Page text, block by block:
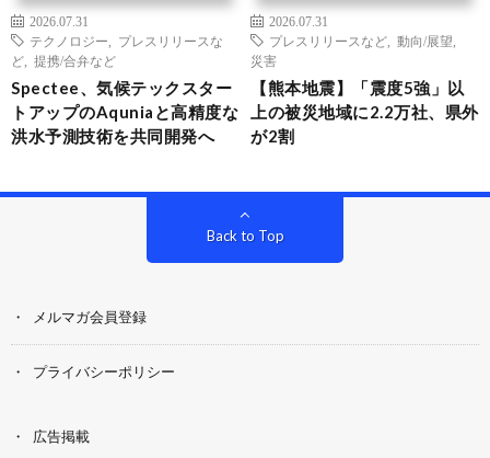
2026.07.31
テクノロジー
プレスリリースな
ど
提携/合弁など
Spectee、気候テックスター
トアップのAquniaと高精度な
洪水予測技術を共同開発へ
2026.07.31
プレスリリースなど
動向/展望
災害
【熊本地震】「震度5強」以
上の被災地域に2.2万社、県外
が2割
Back to Top
メルマガ会員登録
プライバシーポリシー
広告掲載